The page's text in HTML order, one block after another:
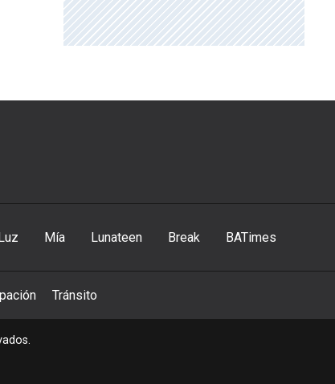
Luz Mía Lunateen Break BATimes
Tránsito